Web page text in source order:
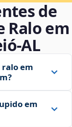
de
Ralo em
em
em